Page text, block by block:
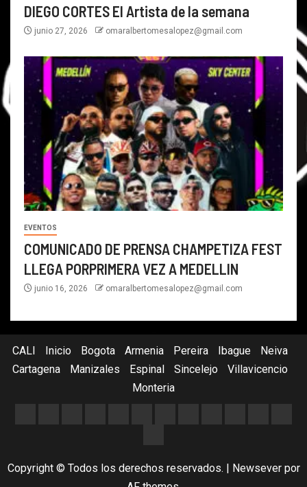
DIEGO CORTES El Artista de la semana
junio 27, 2026 omaralbertomesalopez@gmail.com
EVENTOS
COMUNICADO DE PRENSA CHAMPETIZA FEST
LLEGA PORPRIMERA VEZ A MEDELLIN
junio 16, 2026 omaralbertomesalopez@gmail.com
CALI Inicio Bogota Armenia Pereira Ibague
Neiva
Cartagena
Manizales Espinal Sincelejo
Villavicencio
Monteria
Copyright © Todos los derechos reservados. | Newseverpor